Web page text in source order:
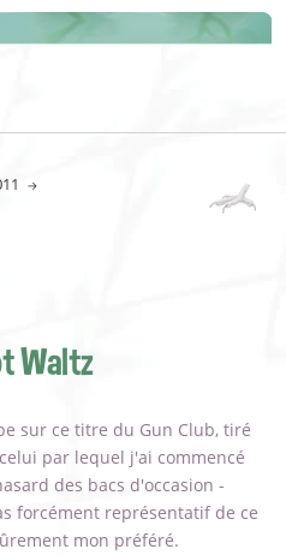
Waltz
sur ce titre du Gun Club, tiré
par lequel j'ai commencé
des bacs d'occasion -
forcément représentatif de ce
mon préféré.